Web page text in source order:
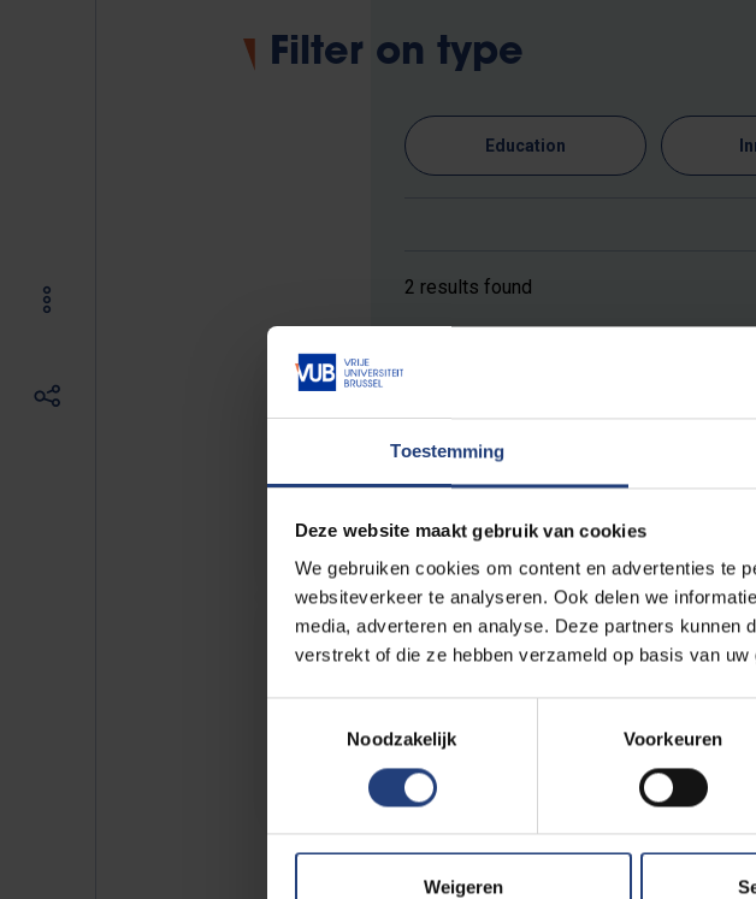
Toestemming
Deze website maakt gebruik van cookies
We gebruiken cookies om content en advertenties te
websiteverkeer te analyseren. Ook delen we
media, adverteren en analyse. Deze partners kunnen
verstrekt of die ze hebben verzameld op basis van
Noodzakelijk
Voorkeuren
Weigeren
Filter on type
Education
2 results found
07/10
-
2026
18/11
-